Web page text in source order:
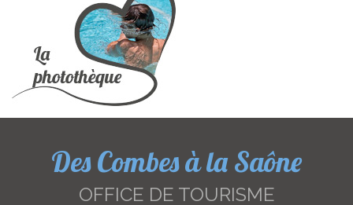
Des Combes à la Saône
OFFICE DE TOURISME